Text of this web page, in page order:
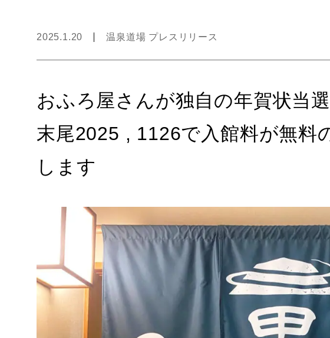
2025.1.20 温泉道場 プレスリリース
おふろ屋さんが独自の年賀状当
末尾2025 , 1126で入館料が無料
します